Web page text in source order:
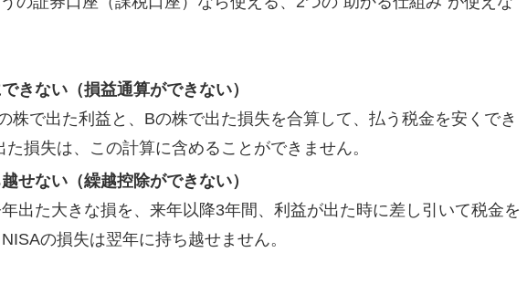
きない（損益通算ができない）
株で出た利益と、Bの株で出た損失を合算して、払う税金を安くでき
損失は、この計算に含めることができません。
せない（繰越控除ができない）
出た大きな損を、来年以降3年間、利益が出た時に差し引いて税金を
の損失は翌年に持ち越せません。